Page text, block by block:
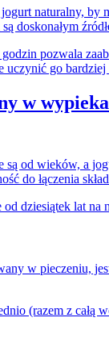
naturalny,
doskonałym
pozwala
uczynić go
w
od wieków, a
do łączenia
dziesiątek lat
w pieczeniu,
(razem z całą